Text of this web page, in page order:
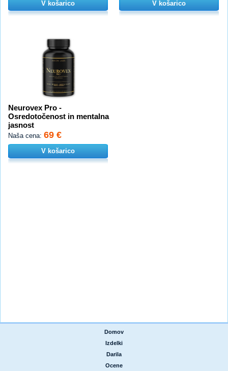
V košarico V košarico
Neurovex Pro -
Osredotočenost in mentalna
jasnost
Naša cena: 69 €
V košarico
Domov
Izdelki
Darila
Ocene